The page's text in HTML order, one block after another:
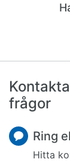
frågor
Ring
Hitta